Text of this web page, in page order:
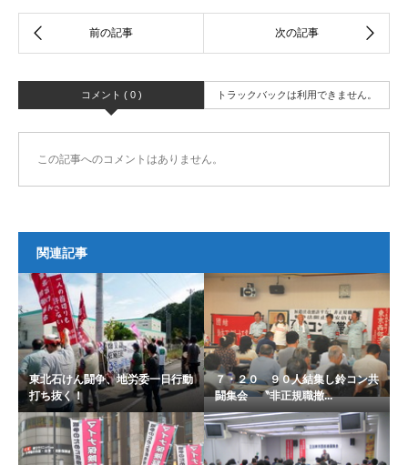
コメント ( 0 ) トラックバックは利用できません。
この記事へのコメントはありません。
関連記事
東北石けん闘争、地労委一日行動
打ち抜く！
７・２０ ９０人結集し鈴コン共
闘集会 〝非正規職撤...